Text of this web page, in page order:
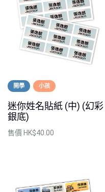
開學 小孩
迷你姓名貼紙 (中) (幻彩
銀底)
售價HK$40.00